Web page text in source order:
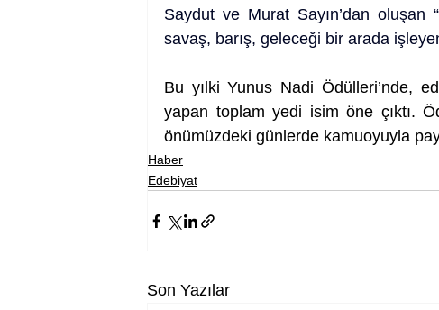
Saydut ve Murat Sayın’dan oluşan
savaş, barış, geleceği bir arada
Bu yılki Yunus Nadi Ödülleri’nde,
yapan toplam yedi isim öne çıktı.
önümüzdeki günlerde kamuoyuyla
Haber
Edebiyat
Son Yazılar